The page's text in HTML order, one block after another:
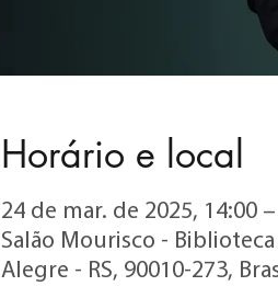
Horário e local
24 de mar. de 2025, 14:00
Salão Mourisco -
Alegre - RS, 90010-273,